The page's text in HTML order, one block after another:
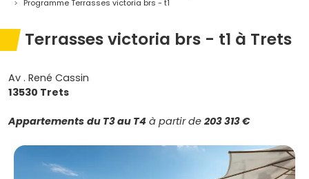
Programme Terrasses victoria brs - t1
Terrasses victoria brs - t1 à Trets
Av . René Cassin
13530 Trets
Appartements du T3 au T4 à partir de 203 313 €